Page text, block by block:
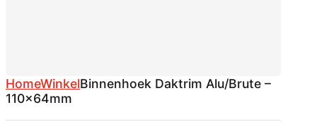
HomeWinkelBinnenhoek Daktrim Alu/Brute –
110x64mm